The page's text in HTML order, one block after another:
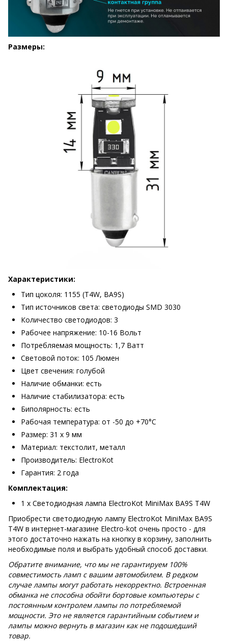
Размеры:
Характеристики:
Тип цоколя: 1155 (T4W, BA9S)
Тип источников света: светодиоды SMD 3030
Количество светодиодов: 3
Рабочее напряжение: 10-16 Вольт
Потребляемая мощность: 1,7 Ватт
Световой поток: 105 Люмен
Цвет свечения: голубой
Наличие обманки: есть
Наличие стабилизатора: есть
Биполярность: есть
Рабочая температура: от -50 до +70°С
Размер: 31 х 9 мм
Материал: текстолит, металл
Производитель: ElectroKot
Гарантия: 2 года
Комплектация:
1 x Светодиодная лампа ElectroKot MiniMax BA9S T4W
Приобрести светодиодную лампу ElectroKot MiniMax BA9S
T4W в интернет-магазине Electro-kot очень просто - для
этого достаточно нажать на кнопку в корзину, заполнить
необходимые поля и выбрать удобный способ доставки.
Обратите внимание, что мы не гарантируем 100%
совместимость ламп с вашим автомобилем. В редком
случае лампы могут работать некорректно. Встроенная
обманка не способна обойти бортовые компьютеры с
постоянным контролем лампы по потребляемой
мощности. Это не является гарантийным событием и
лампы можно вернуть в магазин как не подошедший
товар.